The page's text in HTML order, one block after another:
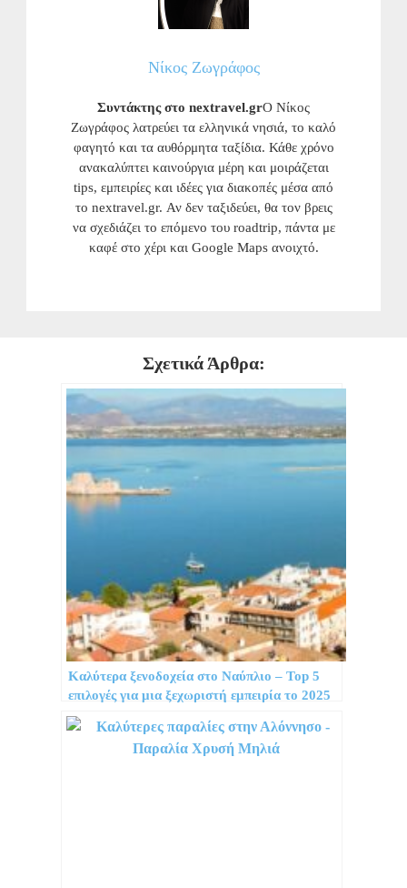
Νίκος Ζωγράφος
Συντάκτης στο nextravel.grΟ Νίκος
Ζωγράφος λατρεύει τα ελληνικά νησιά, το καλό
φαγητό και τα αυθόρμητα ταξίδια. Κάθε χρόνο
ανακαλύπτει καινούργια μέρη και μοιράζεται
tips, εμπειρίες και ιδέες για διακοπές μέσα από
το nextravel.gr. Αν δεν ταξιδεύει, θα τον βρεις
να σχεδιάζει το επόμενο του roadtrip, πάντα με
καφέ στο χέρι και Google Maps ανοιχτό.
Σχετικά Άρθρα:
Καλύτερα ξενοδοχεία στο Ναύπλιο – Top 5
επιλογές για μια ξεχωριστή εμπειρία το 2025